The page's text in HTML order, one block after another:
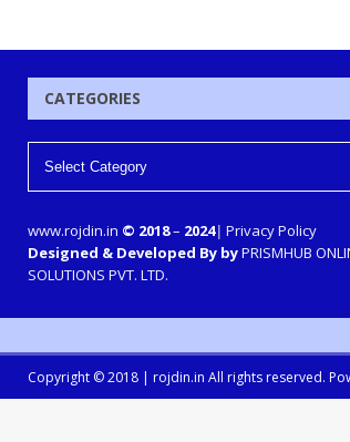
CATEGORIES
www.rojdin.in © 2018– 2024| Privacy Policy
Designed & Developed By byPRISMHUB
SOLUTIONS PVT. LTD.
Copyright © 2018 | rojdin.in All rights reserved.